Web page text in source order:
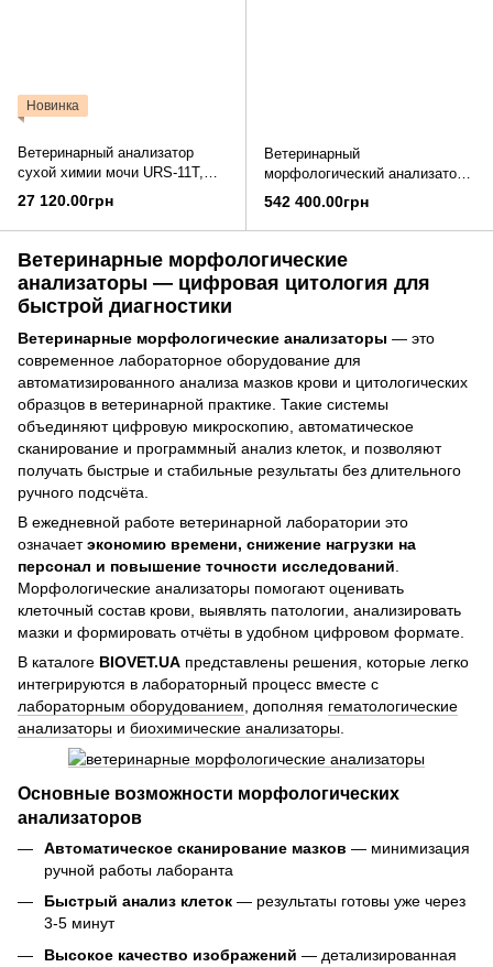
Новинка
Ветеринарный анализатор
сухой химии мочи URS-11T,
Awalife
27 120.00грн
Ветеринарный
морфологический анализатор
Drophil V-M08i
542 400.00грн
Ветеринарные морфологические
анализаторы — цифровая цитология для
быстрой диагностики
Ветеринарные морфологические анализаторы — это
современное лабораторное оборудование для
автоматизированного анализа мазков крови и цитологических
образцов в ветеринарной практике. Такие системы
объединяют цифровую микроскопию, автоматическое
сканирование и программный анализ клеток, и позволяют
получать быстрые и стабильные результаты без длительного
ручного подсчёта.
В ежедневной работе ветеринарной лаборатории это
означаетэкономию времени, снижение нагрузки на
персонал и повышение точности исследований
Морфологические анализаторы помогают оценивать
клеточный состав крови, выявлять патологии, анализировать
мазки и формировать отчёты в удобном цифровом формате.
В каталоге BIOVET.UA представлены решения, которые легко
интегрируются в лабораторный процесс вместе с
лабораторным оборудованием , дополняя гематологические
анализаторы и биохимические анализаторы
Основные возможности морфологических
анализаторов
Автоматическое сканирование мазков — минимизация
ручной работы лаборанта
Быстрый анализ клеток — результаты готовы уже через
3-5 минут
Высокое качество изображений — детализированная